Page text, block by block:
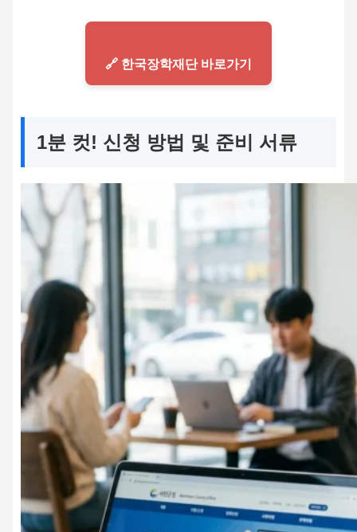
🔗 한국장학재단 바로가기
1분 컷! 신청 방법 및 준비 서류